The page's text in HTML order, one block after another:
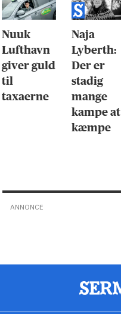
Nuuk
Lufthavn
giver guld
til
taxaerne
Naja
Lyberth:
Der er
stadig
mange
kampe at
kæmpe
ANNONCE